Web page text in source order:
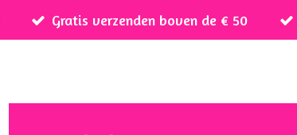
Gratis verzenden boven de € 50